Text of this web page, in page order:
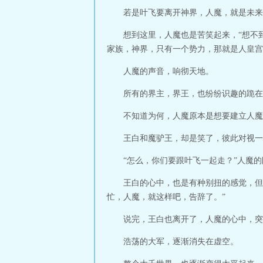
若是叶飞要离开神界，人魔，就是未
想到这里，人魔也是苦笑起来，“想
家族，神界，只有一个势力，那就是人皇
人魔的声音，响彻天地。
所有的界主，界王，也纷纷识趣的跪
不知道为何，人魔原本是想要建立人
王白和魔驴王，却是笑了，彼此对视
“怎么，你们要跟叶飞一起走？”人魔
王白的心中，也是有种别扭的感觉，
忙，人魔，就这样吧，告辞了。”
说完，王白也离开了，人魔的心中，
浩荡的大军，逐渐消失在虚空。